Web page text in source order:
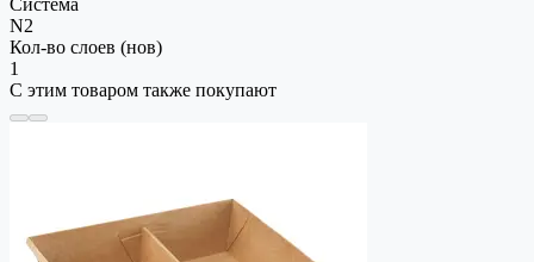
Система
N2
Кол-во слоев (нов)
1
С этим товаром также покупают